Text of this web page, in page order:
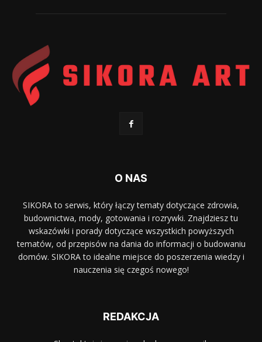
O NAS
SIKORA to serwis, który łączy tematy dotyczące zdrowia,
budownictwa, mody, gotowania i rozrywki. Znajdziesz tu
wskazówki i porady dotyczące wszystkich powyższych
tematów, od przepisów na dania do informacji o budowaniu
domów. SIKORA to idealne miejsce do poszerzenia wiedzy i
nauczenia się czegoś nowego!
REDAKCJA